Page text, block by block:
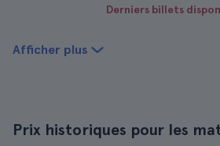
Derniers billets
Afficher plus
Prix historiques pour les